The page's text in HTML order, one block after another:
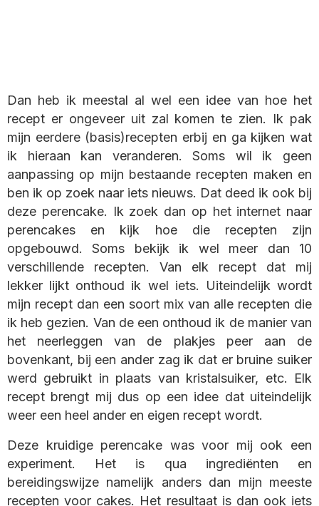
Dan heb ik meestal al wel een idee van hoe het
recept er ongeveer uit zal komen te zien. Ik pak
mijn eerdere (basis)recepten erbij en ga kijken wat
ik hieraan kan veranderen. Soms wil ik geen
aanpassing op mijn bestaande recepten maken en
ben ik op zoek naar iets nieuws. Dat deed ik ook bij
deze perencake. Ik zoek dan op het internet naar
perencakes en kijk hoe die recepten zijn
opgebouwd. Soms bekijk ik wel meer dan 10
verschillende recepten. Van elk recept dat mij
lekker lijkt onthoud ik wel iets. Uiteindelijk wordt
mijn recept dan een soort mix van alle recepten die
ik heb gezien. Van de een onthoud ik de manier van
het neerleggen van de plakjes peer aan de
bovenkant, bij een ander zag ik dat er bruine suiker
werd gebruikt in plaats van kristalsuiker, etc. Elk
recept brengt mij dus op een idee dat uiteindelijk
weer een heel ander en eigen recept wordt.
Deze kruidige perencake was voor mij ook een
experiment. Het is qua ingrediënten en
bereidingswijze namelijk anders dan mijn meeste
recepten voor cakes. Het resultaat is dan ook iets